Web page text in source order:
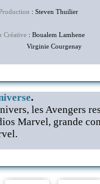
: Steven Thuilier
Créative : Boualem Lamhene
Courgenay
.
les Avengers
Marvel, grande